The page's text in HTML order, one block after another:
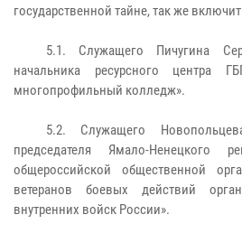
государственной тайне, так же
5.1. Служащего Пичугина
начальника ресурсного центра
многопрофильный колледж».
5.2. Служащего
председателя Ямало-Ненецкого
общероссийской общественной
ветеранов боевых действий
внутренних войск России».